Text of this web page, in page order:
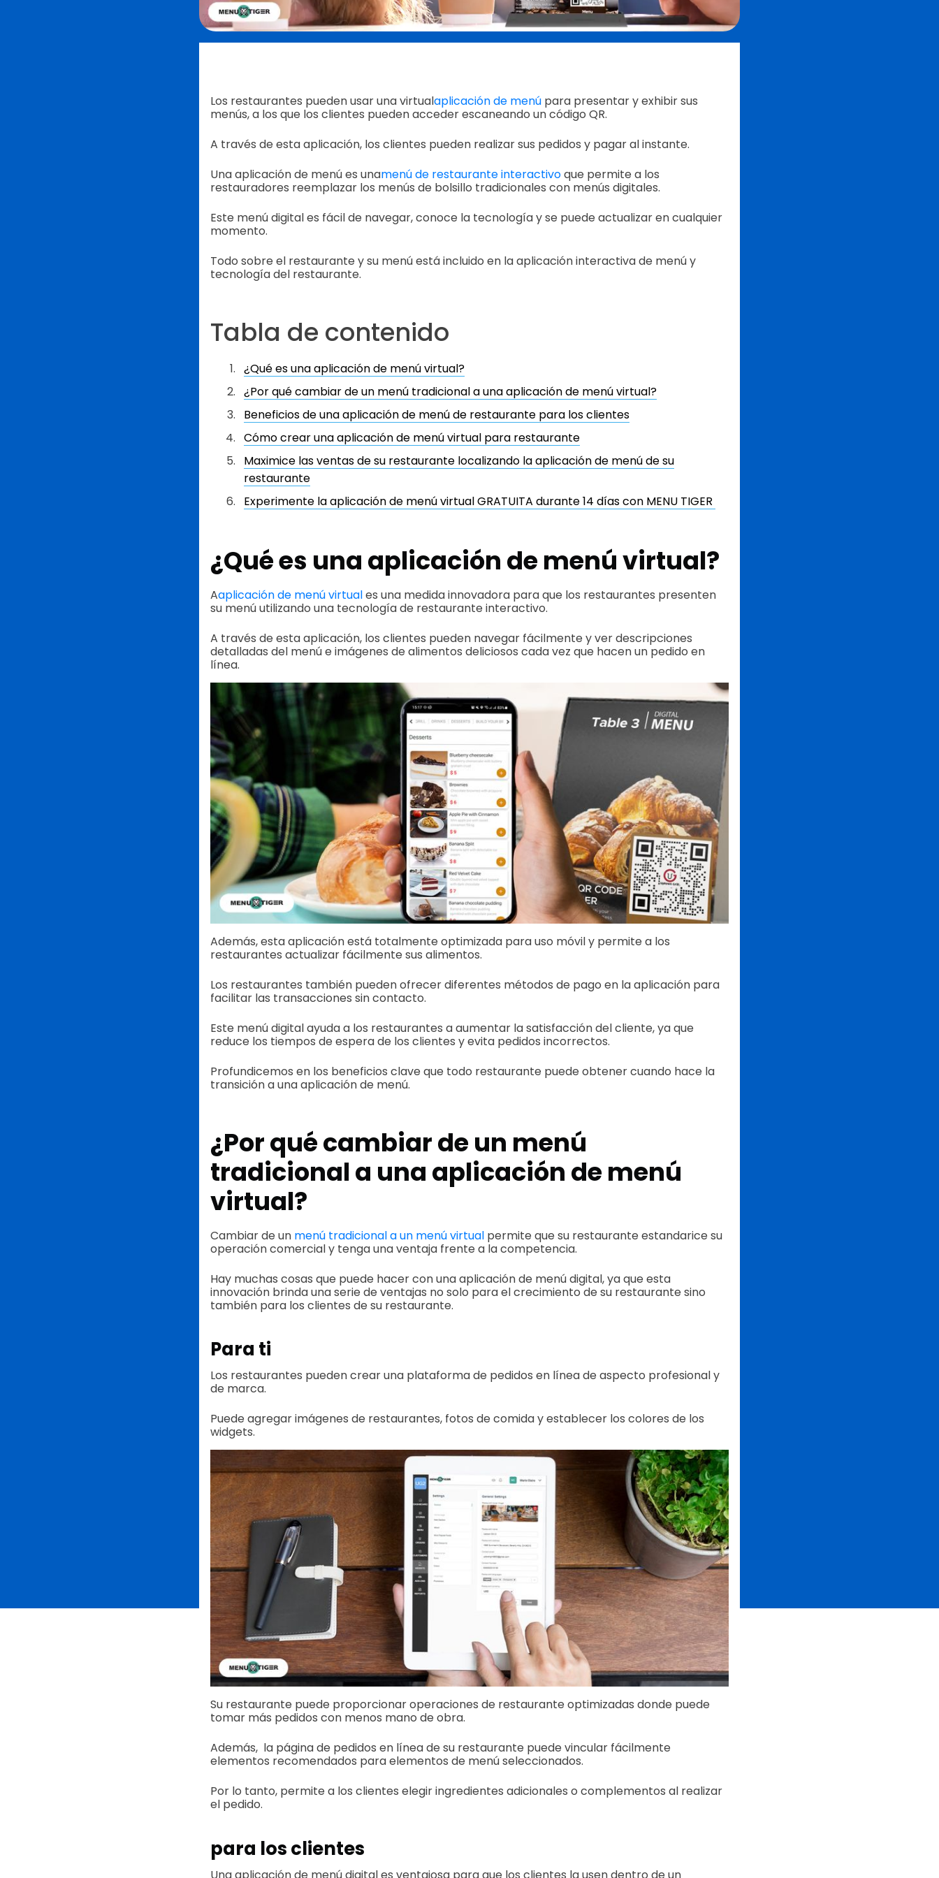
Los restaurantes pueden usar una virtualaplicación de menúpara presentar y exhibir sus
menús, a los que los clientes pueden acceder escaneando un código QR.
A través de esta aplicación, los clientes pueden realizar sus pedidos y pagar al instante.
Una aplicación de menú es unamenú de restaurante interactivoque permite a los
restauradores reemplazar los menús de bolsillo tradicionales con menús digitales.
Este menú digital es fácil de navegar, conoce la tecnología y se puede actualizar en cualquier
momento.
Todo sobre el restaurante y su menú está incluido en la aplicación interactiva de menú y
tecnología del restaurante.
Tabla de contenido
¿Qué es una aplicación de menú virtual?
¿Por qué cambiar de un menú tradicional a una aplicación de menú virtual?
Beneficios de una aplicación de menú de restaurante para los clientes
Cómo crear una aplicación de menú virtual para restaurante
Maximice las ventas de su restaurante localizando la aplicación de menú de su
restaurante
Experimente la aplicación de menú virtual GRATUITA durante 14 días con MENU TIGER
¿Qué es una aplicación de menú virtual?
Aaplicación de menú virtuales una medida innovadora para que los restaurantes presenten
su menú utilizando una tecnología de restaurante interactivo.
A través de esta aplicación, los clientes pueden navegar fácilmente y ver descripciones
detalladas del menú e imágenes de alimentos deliciosos cada vez que hacen un pedido en
línea.
Además, esta aplicación está totalmente optimizada para uso móvil y permite a los
restaurantes actualizar fácilmente sus alimentos.
Los restaurantes también pueden ofrecer diferentes métodos de pago en la aplicación para
facilitar las transacciones sin contacto.
Este menú digital ayuda a los restaurantes a aumentar la satisfacción del cliente, ya que
reduce los tiempos de espera de los clientes y evita pedidos incorrectos.
Profundicemos en los beneficios clave que todo restaurante puede obtener cuando hace la
transición a una aplicación de menú.
¿Por qué cambiar de un menú
tradicional a una aplicación de menú
virtual?
Cambiar de unmenú tradicional a un menú virtualpermite que su restaurante estandarice su
operación comercial y tenga una ventaja frente a la competencia.
Hay muchas cosas que puede hacer con una aplicación de menú digital, ya que esta
innovación brinda una serie de ventajas no solo para el crecimiento de su restaurante sino
también para los clientes de su restaurante.
Para ti
Los restaurantes pueden crear una plataforma de pedidos en línea de aspecto profesional y
de marca.
Puede agregar imágenes de restaurantes, fotos de comida y establecer los colores de los
widgets.
Su restaurante puede proporcionar operaciones de restaurante optimizadas donde puede
tomar más pedidos con menos mano de obra.
Además, la página de pedidos en línea de su restaurante puede vincular fácilmente
elementos recomendados para elementos de menú seleccionados.
Por lo tanto, permite a los clientes elegir ingredientes adicionales o complementos al realizar
el pedido.
para los clientes
Una aplicación de menú digital es ventajosa para que los clientes la usen dentro de un